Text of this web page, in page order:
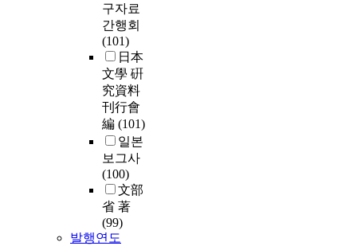
구자료
간행회
(101)
日本
文學 硏
究資料
刊行會
編 (101)
일본
보그사
(100)
文部
省 著
(99)
발행연도